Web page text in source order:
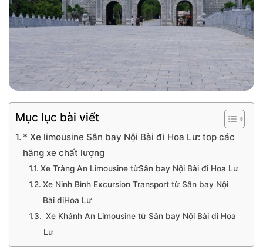
Mục lục bài viết
* Xe limousine Sân bay Nội Bài đi Hoa Lư: top các
hãng xe chất lượng
Xe Tràng An Limousine từSân bay Nội Bài đi Hoa Lư
Xe Ninh Bình Excursion Transport từ Sân bay Nội
Bài điHoa Lư
Xe Khánh An Limousine từ Sân bay Nội Bài đi Hoa
Lư